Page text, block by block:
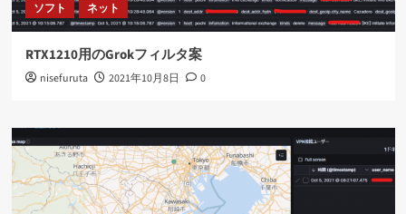
ソフト ネット
RTX1210用のGrokフィルタ案
nisefuruta 2021年10月8日 0